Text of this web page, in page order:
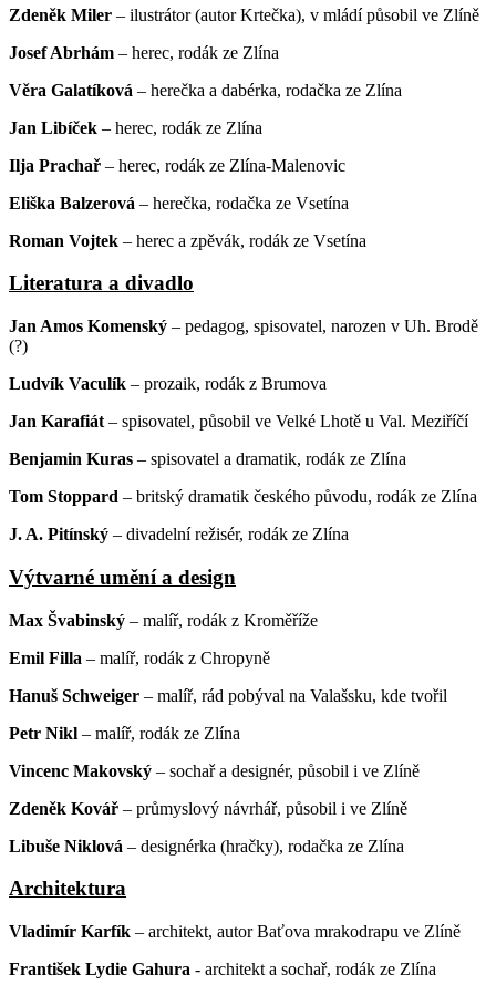
Zdeněk Miler – ilustrátor (autor Krtečka), v mládí působil ve Zlíně
Josef Abrhám – herec, rodák ze Zlína
Věra Galatíková – herečka a dabérka, rodačka ze Zlína
Jan Libíček – herec, rodák ze Zlína
Ilja Prachař – herec, rodák ze Zlína-Malenovic
Eliška Balzerová – herečka, rodačka ze Vsetína
Roman Vojtek – herec a zpěvák, rodák ze Vsetína
Literatura a divadlo
Jan Amos Komenský – pedagog, spisovatel, narozen v Uh. Brodě
(?)
Ludvík Vaculík – prozaik, rodák z Brumova
Jan Karafiát – spisovatel, působil ve Velké Lhotě u Val. Meziříčí
Benjamin Kuras – spisovatel a dramatik, rodák ze Zlína
Tom Stoppard – britský dramatik českého původu, rodák ze Zlína
J. A. Pitínský – divadelní režisér, rodák ze Zlína
Výtvarné umění a design
Max Švabinský – malíř, rodák z Kroměříže
Emil Filla – malíř, rodák z Chropyně
Hanuš Schweiger – malíř, rád pobýval na Valašsku, kde tvořil
Petr Nikl – malíř, rodák ze Zlína
Vincenc Makovský – sochař a designér, působil i ve Zlíně
Zdeněk Kovář – průmyslový návrhář, působil i ve Zlíně
Libuše Niklová – designérka (hračky), rodačka ze Zlína
Architektura
Vladimír Karfík – architekt, autor Baťova mrakodrapu ve Zlíně
František Lydie Gahura - architekt a sochař, rodák ze Zlína